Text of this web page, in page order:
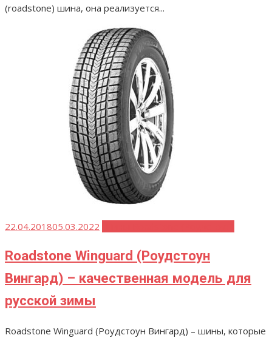
(roadstone) шина, она реализуется...
Опубликовано
22.04.201805.03.2022
Roadstone Winguard (Роудстоун
Вингард) – качественная модель для
русской зимы
Roadstone Winguard (Роудстоун Вингард) – шины, которые